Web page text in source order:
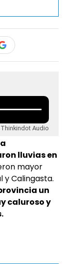
Audio
lluvias en
mayor
Calingasta.
un
caluroso y